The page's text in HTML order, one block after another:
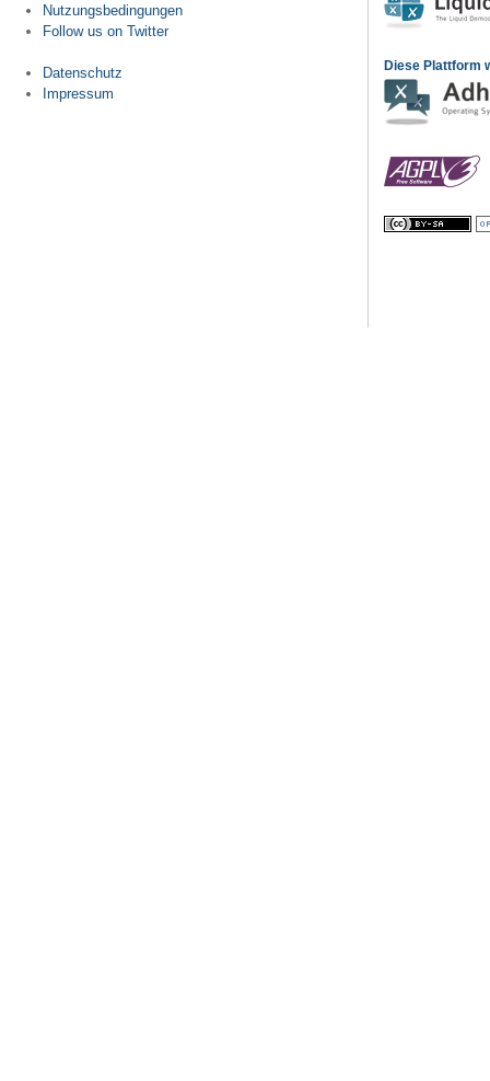
Nutzungsbedingungen
Follow us on Twitter
Datenschutz
Impressum
Diese Plattform